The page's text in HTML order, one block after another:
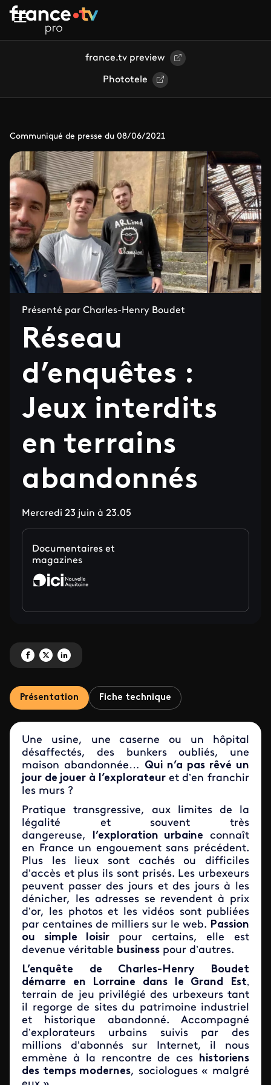
Aller au contenu principal
france.tv preview
Phototele
Communiqué de presse du 08/06/2021
Présenté par Charles-Henry Boudet
Réseau
d’enquêtes :
Jeux interdits
en terrains
abandonnés
Mercredi 23 juin à 23.05
Documentaires et
magazines
Partagez 'Réseau d’enquêtes : Jeux interdits en terrains abandonnés' sur
Partagez 'Réseau d’enquêtes : Jeux interdits en terrains abandonnés'
Partagez 'Réseau d’enquêtes : Jeux interdits en terrains
Présentation Fiche technique
Une usine, une caserne ou un hôpital
désaffectés, des bunkers oubliés, une
maison abandonnée… Qui n’a pas rêvé un
jour de jouer à l’explorateur et d’en franchir
les murs ?
Pratique transgressive, aux limites de la
légalité et souvent très
dangereuse, l’exploration urbaine connaît
en France un engouement sans précédent.
Plus les lieux sont cachés ou difficiles
d’accès et plus ils sont prisés. Les urbexeurs
peuvent passer des jours et des jours à les
dénicher, les adresses se revendent à prix
d’or, les photos et les vidéos sont publiées
par centaines de milliers sur le web. Passion
ou simple loisir pour certains, elle est
devenue véritable business pour d’autres.
L’enquête de Charles-Henry Boudet
démarre en Lorraine dans le Grand Est,
terrain de jeu privilégié des urbexeurs tant
il regorge de sites du patrimoine industriel
et historique abandonné. Accompagné
d’explorateurs urbains suivis par des
millions d’abonnés sur Internet, il nous
emmène à la rencontre de ces historiens
des temps modernes, sociologues « malgré